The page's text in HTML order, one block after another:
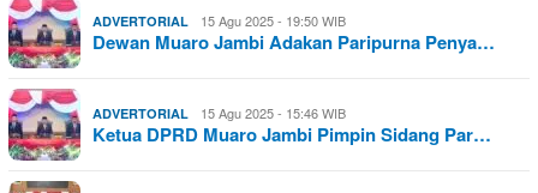
ADVERTORIAL 15 Agu 2025 - 19:50 WIB
Dewan Muaro Jambi Adakan Paripurna Penya…
ADVERTORIAL 15 Agu 2025 - 15:46 WIB
Ketua DPRD Muaro Jambi Pimpin Sidang Par…